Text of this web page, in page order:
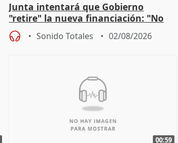
Junta intentará que Gobierno
"retire" la nueva financiación: "No
puede ser saqueo a las arcas"
Sonido Totales 02/08/2026
00:59